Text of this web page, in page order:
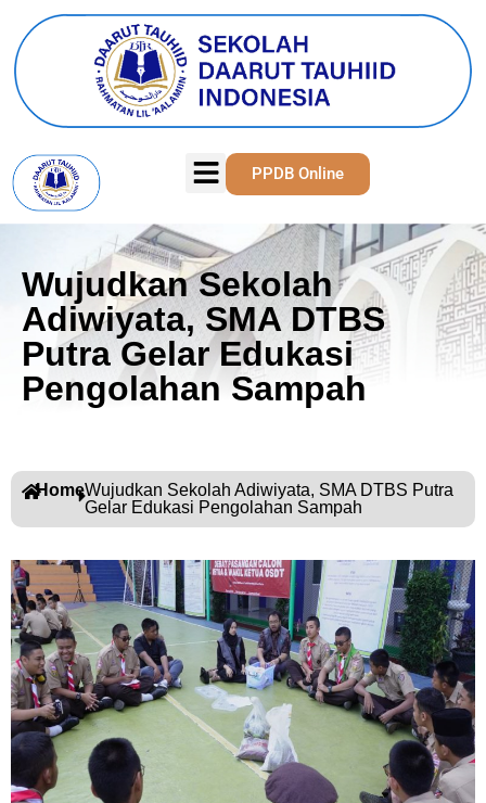
PPDB Online
Wujudkan Sekolah
Adiwiyata, SMA DTBS
Putra Gelar Edukasi
Pengolahan Sampah
HomeWujudkan Sekolah Adiwiyata, SMA DTBS Putra
Gelar Edukasi Pengolahan Sampah